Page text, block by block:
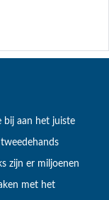
bij aan het juiste
zijn er miljoenen
met het